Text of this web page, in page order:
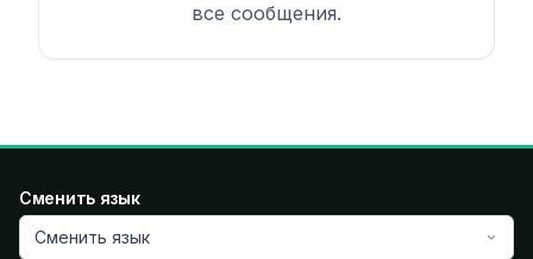
все сообщения.
Сменить язык
Сменить язык